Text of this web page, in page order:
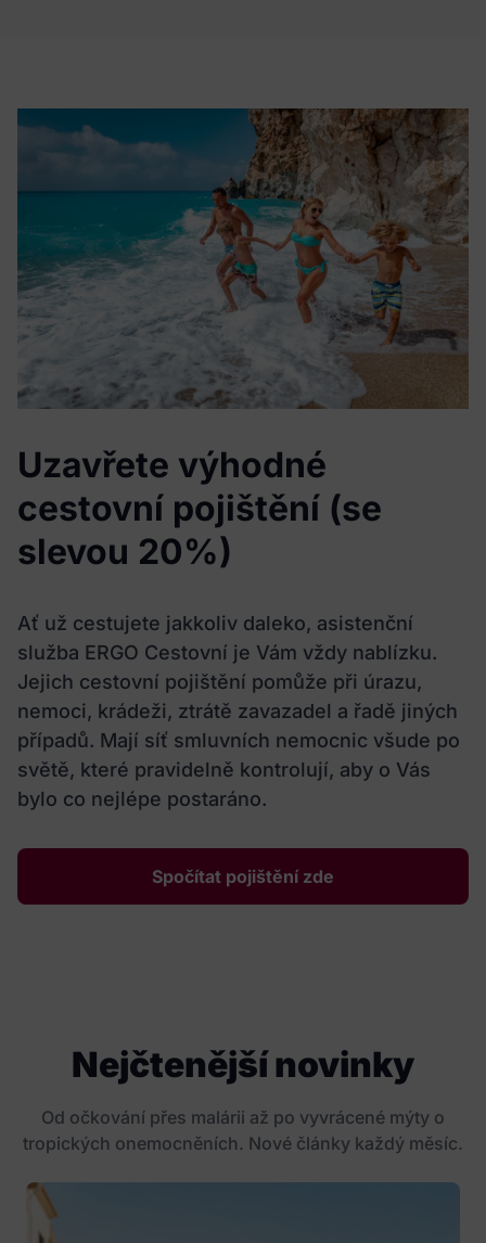
Uzavřete výhodné
cestovní pojištění (se
slevou 20%)
Ať už cestujete jakkoliv daleko, asistenční
služba ERGO Cestovní je Vám vždy nablízku.
Jejich cestovní pojištění pomůže při úrazu,
nemoci, krádeži, ztrátě zavazadel a řadě jiných
případů. Mají síť smluvních nemocnic všude po
světě, které pravidelně kontrolují, aby o Vás
bylo co nejlépe postaráno.
Spočítat pojištění zde
Nejčtenější novinky
Od očkování přes malárii až po vyvrácené mýty o
tropických onemocněních. Nové články každý měsíc.